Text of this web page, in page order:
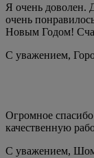
Я очень доволен.
очень
Новым Годом!
С уважением,
Огромное
качественную
С уважением,